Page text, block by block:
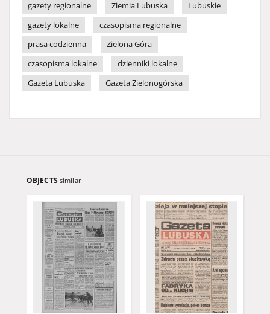
gazety regionalne
Ziemia Lubuska
Lubuskie
gazety lokalne
czasopisma regionalne
prasa codzienna
Zielona Góra
czasopisma lokalne
dzienniki lokalne
Gazeta Lubuska
Gazeta Zielonogórska
OBJECTS similar